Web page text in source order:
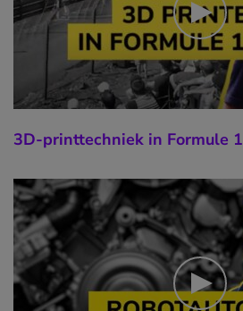
3D-printtechniek in Formule 1